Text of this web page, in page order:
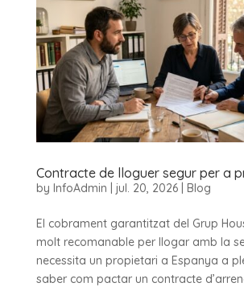
Contracte de lloguer segur per a
by InfoAdmin jul. 20, 2026| Blog
El cobrament garantitzat del Grup
molt recomanable per llogar amb la
necessita un propietari a Espanya a
saber com pactar un contracte